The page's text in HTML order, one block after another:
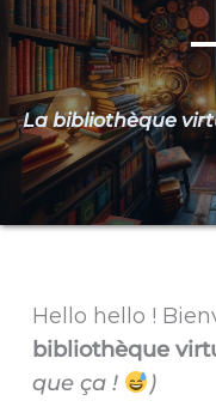
La bibliothèque
Hello hello !
bibliothèque
que ça !
)